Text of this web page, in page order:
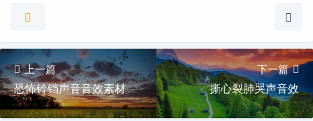
上一篇
恐怖铃铛声音音效素材
下一篇
撕心裂肺哭声音效